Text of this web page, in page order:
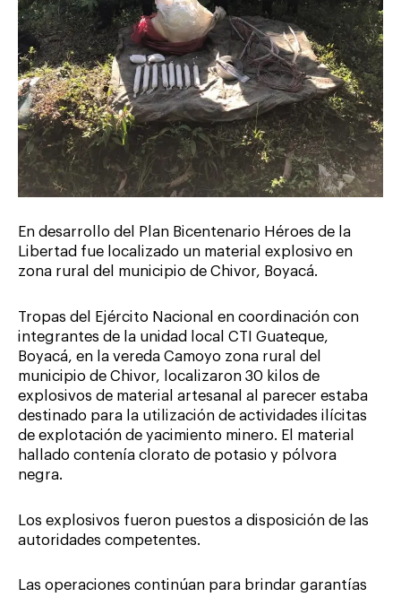
En desarrollo del Plan Bicentenario Héroes de la
Libertad fue localizado un material explosivo en
zona rural del municipio de Chivor, Boyacá.
Tropas del Ejército Nacional en coordinación con
integrantes de la unidad local CTI Guateque,
Boyacá, en la vereda Camoyo zona rural del
municipio de Chivor, localizaron 30 kilos de
explosivos de material artesanal al parecer estaba
destinado para la utilización de actividades ilícitas
de explotación de yacimiento minero. El material
hallado contenía clorato de potasio y pólvora
negra.
Los explosivos fueron puestos a disposición de las
autoridades competentes.
Las operaciones continúan para brindar garantías